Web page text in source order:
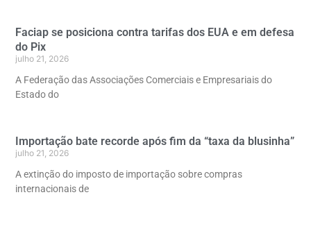
Faciap se posiciona contra tarifas dos EUA e em defesa
do Pix
julho 21, 2026
A Federação das Associações Comerciais e Empresariais do
Estado do
Importação bate recorde após fim da “taxa da blusinha”
julho 21, 2026
A extinção do imposto de importação sobre compras
internacionais de